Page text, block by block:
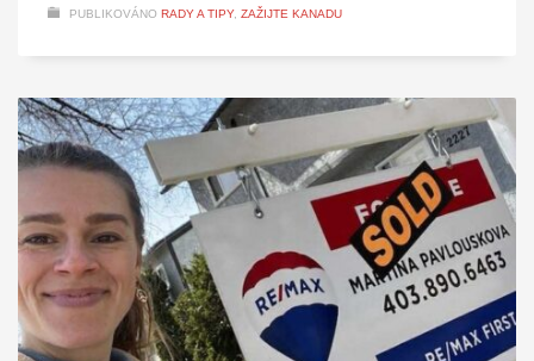
PUBLIKOVÁNO RADY A TIPY, ZAŽIJTE KANADU